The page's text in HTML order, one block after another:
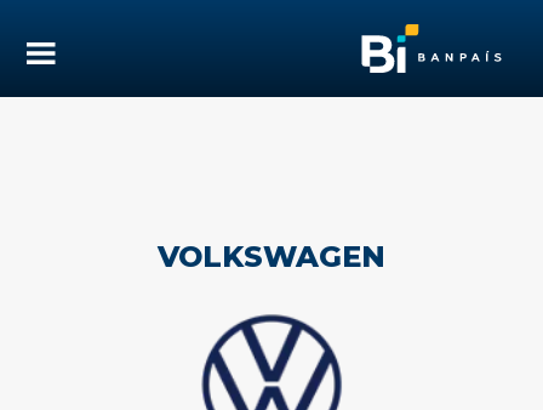
VOLKSWAGEN